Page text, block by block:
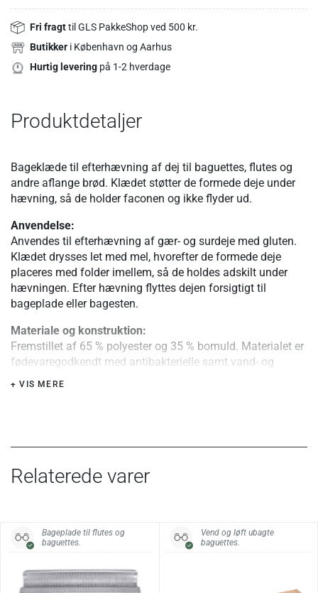
Fri fragttil GLS PakkeShop ved 500 kr.
Butikker i København og Aarhus
Hurtig levering på 1-2 hverdage
Produktdetaljer
Bageklæde til efterhævning af dej til baguettes, flutes og
andre aflange brød. Klædet støtter de formede deje under
hævning, så de holder faconen og ikke flyder ud.
Anvendelse:
Anvendes til efterhævning af gær- og surdeje med gluten.
Klædet drysses let med mel, hvorefter de formede deje
placeres med folder imellem, så de holdes adskilt under
hævningen. Efter hævning flyttes dejen forsigtigt til
bageplade eller bagesten.
Materiale og konstruktion:
Fremstillet af 65 % polyester og 35 % bomuld. Materialet er
fødevaregodkendt med antibakterielle samt vand- og
smudsafvisende egenskaber. Klædet har en relativt stiv
bruges i ovn.
Særlige fordele eller tips:
Specifikationer:
Mål
60 × 40 cm
+ VIS MERE
Relaterede varer
Bageplade til flutes og
baguettes.
Vend og løft ubagte
baguettes.